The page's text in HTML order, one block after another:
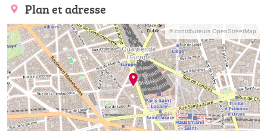
Plan et adresse
© contributeurs OpenStreetMap